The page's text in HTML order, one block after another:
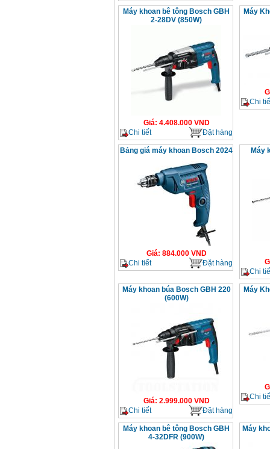
Máy khoan bê tông Bosch GBH
2-28DV (850W)
Giá: 4.408.000VND
Chi tiết
Đặt hàng
Máy
Chi
Bảng giá máy khoan Bosch 2024
Giá: 884.000VND
Chi tiết
Đặt hàng
Máy
Chi
Máy khoan búa Bosch GBH 220
(600W)
Giá: 2.999.000VND
Chi tiết
Đặt hàng
Máy
Chi
Máy khoan bê tông Bosch GBH
4-32DFR (900W)
Máy